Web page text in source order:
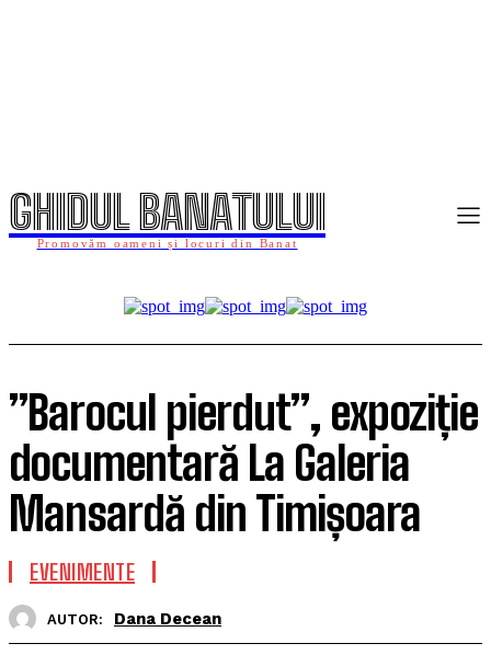
GHIDUL BANATULUI
Promovăm oameni și locuri din Banat
”Barocul pierdut”, expoziție
documentară La Galeria
Mansardă din Timișoara
EVENIMENTE
AUTOR: Dana Decean